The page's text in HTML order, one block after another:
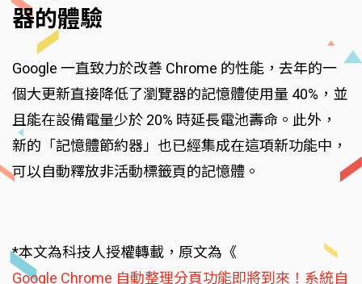
器的體驗
Google 一直致力於改善 Chrome 的性能，去年的一
個大更新直接降低了瀏覽器的記憶體使用量 40%，並
且能在設備電量少於 20% 時延長電池壽命。此外，
新的「記憶體節約器」也已經集成在這項新功能中，
可以自動釋放非活動標籤頁的記憶體。
*本文為科技人授權轉載，原文為《
Google Chrome 自動整理分頁功能即將到來！系統自